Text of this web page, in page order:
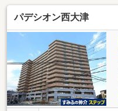
に
パデシオン西大津